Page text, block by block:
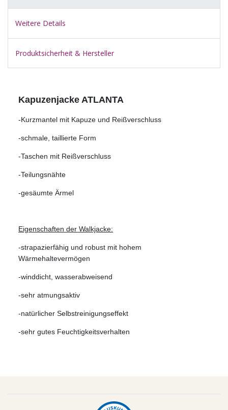
Weitere Details
Produktsicherheit & Hersteller
Kapuzenjacke ATLANTA
-Kurzmantel mit Kapuze und Reißverschluss
-schmale, taillierte Form
-Taschen mit Reißverschluss
-Teilungsnähte
-gesäumte Ärmel
Eigenschaften der Walkjacke:
-strapazierfähig und robust mit hohem
Wärmehaltevermögen
-winddicht, wasserabweisend
-sehr atmungsaktiv
-natürlicher Selbstreinigungseffekt
-sehr gutes Feuchtigkeitsverhalten